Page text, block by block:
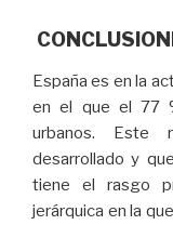
España es en la
en el que el 77
urbanos. Este
desarrollado y
tiene el rasgo
jerárquica en la